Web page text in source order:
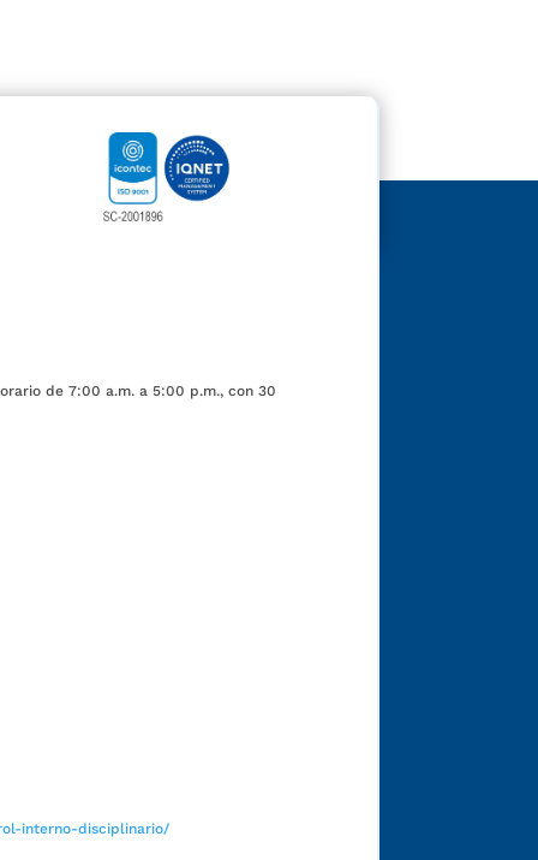
de 7:00 a.m. a 5:00 p.m., con 30
interno-disciplinario/